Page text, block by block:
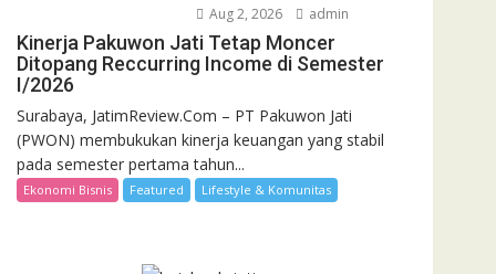
Aug 2, 2026 admin
Kinerja Pakuwon Jati Tetap Moncer
Ditopang Reccurring Income di Semester
I/2026
Surabaya, JatimReview.Com – PT Pakuwon Jati
(PWON) membukukan kinerja keuangan yang stabil
pada semester pertama tahun...
Ekonomi Bisnis Featured Lifestyle & Komunitas